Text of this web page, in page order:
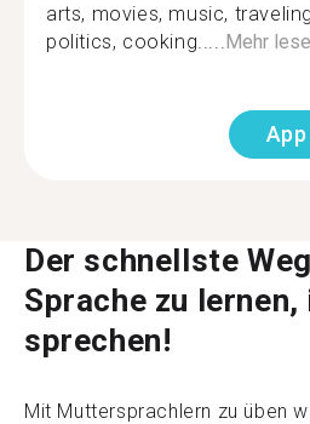
arts, movies, music,
politics, cooking..... Mehr
Der schnellste
Sprache zu
sprechen!
Mit Muttersprachlern zu üben